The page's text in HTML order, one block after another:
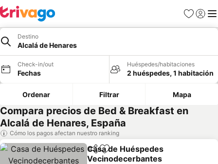
Favoritos
Iniciar
Destino
Alcalá de Henares
Check-in/out
Fechas
Huéspedes/habitaciones
2 huéspedes, 1 habitación
Ordenar Filtrar Mapa
Compara precios de Bed & Breakfast en
Alcalá de Henares, España
Cómo los pagos afectan nuestro ranking
CompartirAgregar a favoritos
Casa de Huéspedes
Vecinodecerbantes